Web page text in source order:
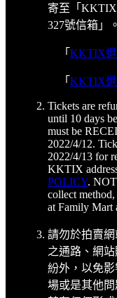
寄至「
327號信箱」。
「 KKTIX退
「 KKTIX退
Tickets are
until 10 days
must be
2022/4/12.
2022/4/13 for
KKTIX
POLICY.
collect
at Family
請勿於拍賣
之通路、網
紛外，以免
場或是其他